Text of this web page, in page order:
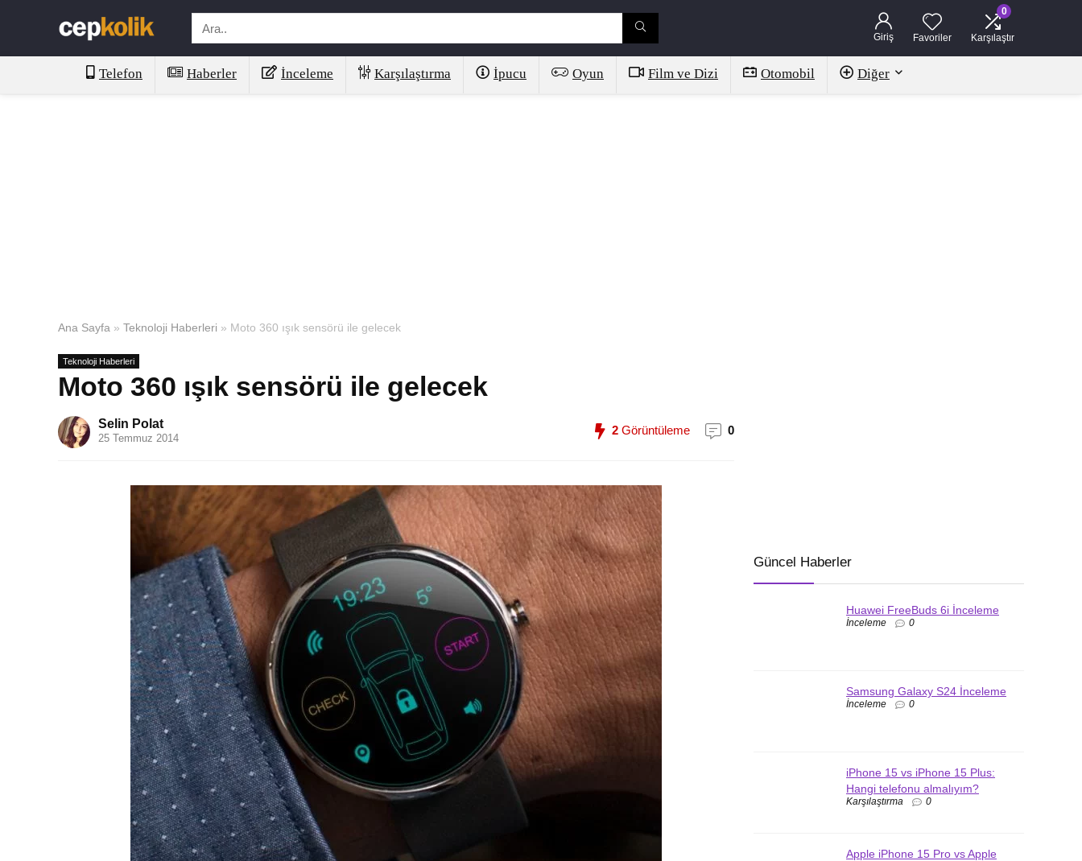
Giriş Favoriler
0
Karşılaştır
Telefon Haberler İnceleme Karşılaştırma İpucu Oyun Film ve Dizi Otomobil Diğer
Ana Sayfa » Teknoloji Haberleri » Moto 360 ışık sensörü ile gelecek
Teknoloji Haberleri
Moto 360 ışık sensörü ile gelecek
Selin Polat
25 Temmuz 2014
2 Görüntüleme 0
Güncel Haberler
Huawei FreeBuds 6i İnceleme
İnceleme 0
Samsung Galaxy S24 İnceleme
İnceleme 0
iPhone 15 vs iPhone 15 Plus:
Hangi telefonu almalıyım?
Karşılaştırma 0
Apple iPhone 15 Pro vs Apple